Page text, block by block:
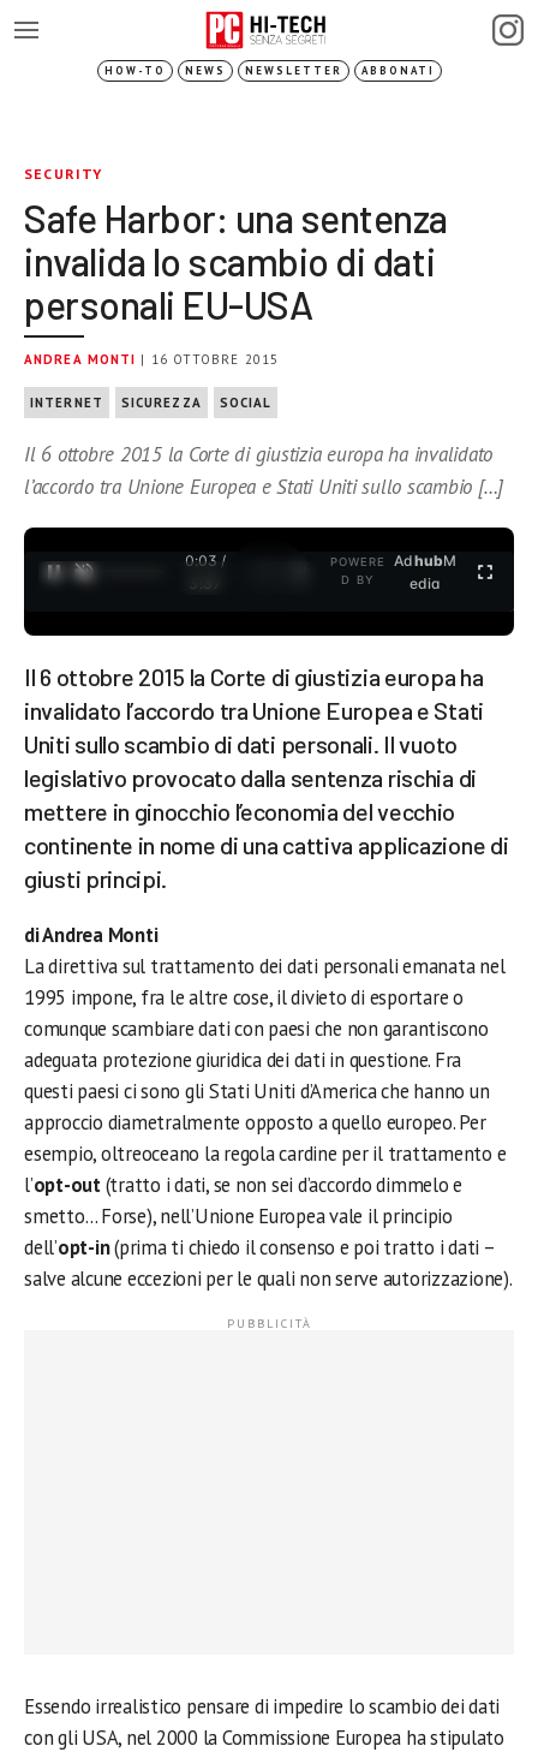
HOW-TO NEWS NEWSLETTER ABBONATI
SECURITY
Safe Harbor: una sentenza
invalida lo scambio di dati
personali EU-USA
ANDREA MONTI | 16 OTTOBRE 2015
INTERNET SICUREZZA SOCIAL
Il 6 ottobre 2015 la Corte di giustizia europa ha invalidato
l’accordo tra Unione Europea e Stati Uniti sullo scambio […]
0:04 /
3:37
POWERE
D BY
AdhubM
edia
Il 6 ottobre 2015 la Corte di giustizia europa ha
invalidato l’accordo tra Unione Europea e Stati
Uniti sullo scambio di dati personali. Il vuoto
legislativo provocato dalla sentenza rischia di
mettere in ginocchio l’economia del vecchio
continente in nome di una cattiva applicazione di
giusti principi.
di Andrea Monti
La direttiva sul trattamento dei dati personali emanata nel
1995 impone, fra le altre cose, il divieto di esportare o
comunque scambiare dati con paesi che non garantiscono
adeguata protezione giuridica dei dati in questione. Fra
questi paesi ci sono gli Stati Uniti d’America che hanno un
approccio diametralmente opposto a quello europeo. Per
esempio, oltreoceano la regola cardine per il trattamento e
l’opt-out(tratto i dati, se non sei d’accordo dimmelo e
smetto… Forse), nell’Unione Europea vale il principio
dell’opt-in(prima ti chiedo il consenso e poi tratto i dati –
salve alcune eccezioni per le quali non serve autorizzazione).
Essendo irrealistico pensare di impedire lo scambio dei dati
con gli USA, nel 2000 la Commissione Europea ha stipulato